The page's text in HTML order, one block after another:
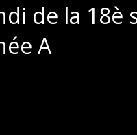
de la 18è
A